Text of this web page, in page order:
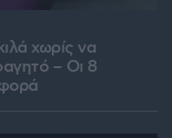
χωρίς να
– Οι 8